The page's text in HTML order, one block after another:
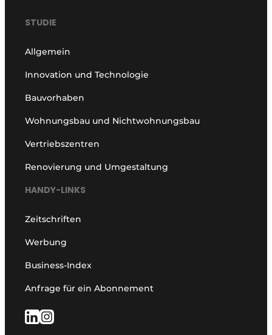
STUDIE
Allgemein
Innovation und Technologie
Bauvorhaben
Wohnungsbau und Nichtwohnungsbau
Vertriebszentren
Renovierung und Umgestaltung
HANDY-LINKS
Zeitschriften
Werbung
Business-Index
Anfrage für ein Abonnement